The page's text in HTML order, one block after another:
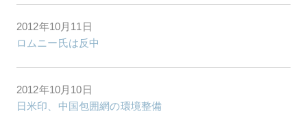
2012年10月11日
ロムニー氏は反中
2012年10月10日
日米印、中国包囲網の環境整備